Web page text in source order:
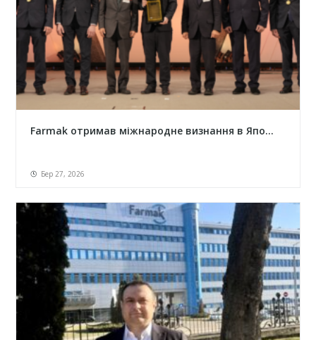
Farmak отримав міжнародне визнання в Япо...
Бер 27, 2026